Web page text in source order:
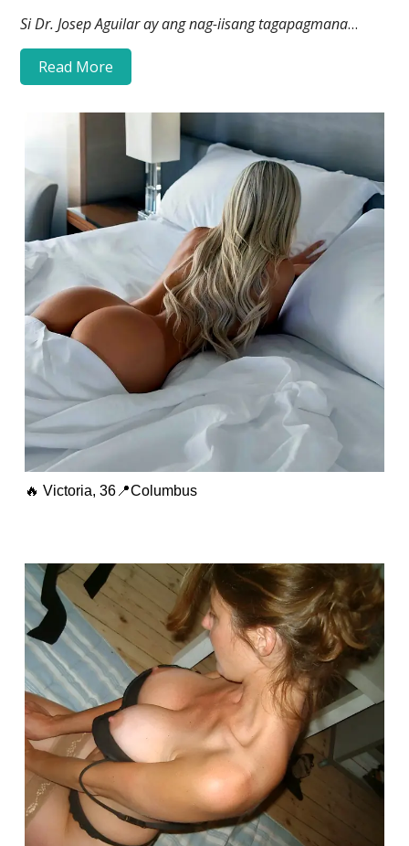
Si Dr. Josep Aguilar ay ang nag-iisang tagapagmana…
Read More
🔥 Victoria, 36📍Columbus